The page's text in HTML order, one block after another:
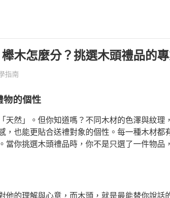
質感吊飾
冰箱貼
送家人
生日
木怎麼分？挑選木頭禮品的
指南
物的個性
天然」。但你知道嗎？不同木材的色澤與紋理
，也能更貼合送禮對象的個性。每一種木材
當你挑選木頭禮品時，你不是只選了一件物品
他的理解與心意，而木頭，就是最能替你說話